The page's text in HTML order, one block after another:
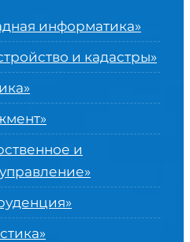
информатика»
и кадастры»
и